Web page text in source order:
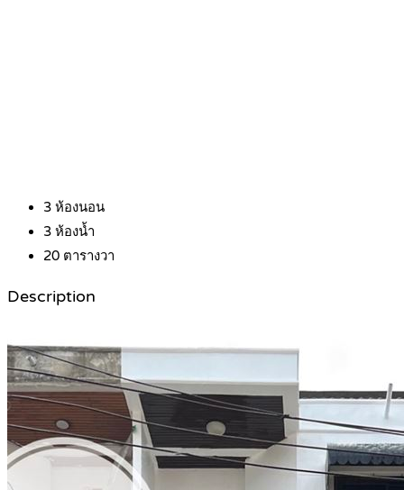
3 ห้องนอน
3 ห้องน้ำ
20 ตารางวา
Description